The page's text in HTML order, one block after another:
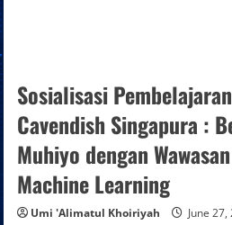
Sosialisasi
Cavendish Singapura :
Muhiyo dengan
Machine Learning
Umi 'Alimatul Khoiriyah June 27,